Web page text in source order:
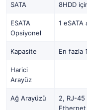
SATA 8HDD
ESATA
Opsiyonel
1 eSATA
Kapasite En fazla
Harici
Arayüz
Ağ Arayüzü
2, RJ-